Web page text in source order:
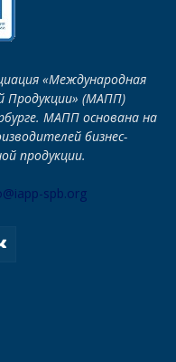
«Международная
Продукции» (МАПП)
МАПП основана на
бизнес-
продукции.
spb.org